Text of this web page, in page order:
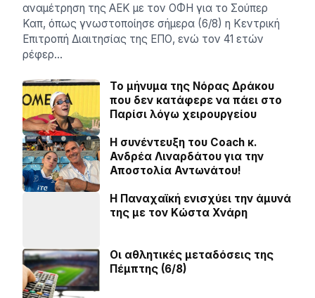
αναμέτρηση της ΑΕΚ με τον ΟΦΗ για το Σούπερ
Καπ, όπως γνωστοποίησε σήμερα (6/8) η Κεντρική
Επιτροπή Διαιτησίας της ΕΠΟ, ενώ τον 41 ετών
ρέφερ…
Το μήνυμα της Νόρας Δράκου
που δεν κατάφερε να πάει στο
Παρίσι λόγω χειρουργείου
H συνέντευξη του Coach κ.
Ανδρέα Λιναρδάτου για την
Αποστολία Αντωνάτου!
Η Παναχαϊκή ενισχύει την άμυνά
της με τον Κώστα Χνάρη
Οι αθλητικές μεταδόσεις της
Πέμπτης (6/8)